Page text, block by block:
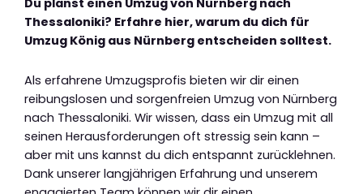
Du planst einen Umzug von Nürnberg nach
Thessaloniki? Erfahre hier, warum du dich für
Umzug König aus Nürnberg entscheiden solltest.
Als erfahrene Umzugsprofis bieten wir dir einen
reibungslosen und sorgenfreien Umzug von Nürnberg
nach Thessaloniki. Wir wissen, dass ein Umzug mit all
seinen Herausforderungen oft stressig sein kann –
aber mit uns kannst du dich entspannt zurücklehnen.
Dank unserer langjährigen Erfahrung und unserem